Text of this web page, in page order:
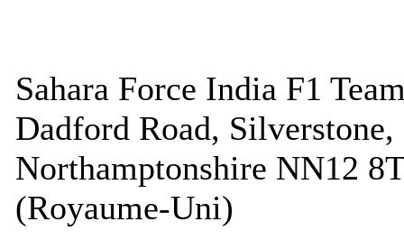
Sahara Force India F1
Dadford Road, Silverstone,
Northamptonshire NN12
(Royaume-Uni)